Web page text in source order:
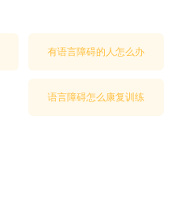
有语言障碍的人怎么办
语言障碍怎么康复训练